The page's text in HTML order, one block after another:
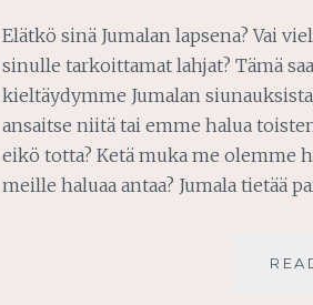
Elätkö sinä Jumalan lapsena? Vai
sinulle tarkoittamat lahjat? Tämä
kieltäydymme Jumalan
ansaitse niitä tai emme halua
eikö totta? Ketä muka me olemme
meille haluaa antaa? Jumala tietää